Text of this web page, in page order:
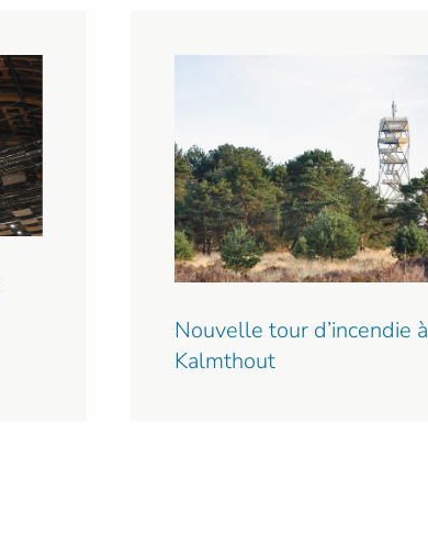
Nouvelle tour d’incendie à
Kalmthout